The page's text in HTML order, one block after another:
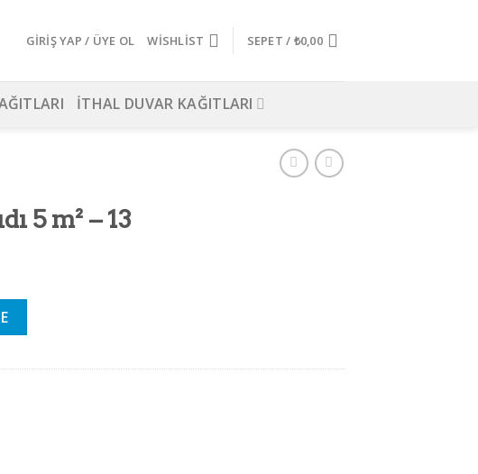
GIRIŞ YAP / ÜYE OL WISHLIST SEPET / ₺0,00
İTHAL DUVAR KAĞITLARI
5 m² – 13